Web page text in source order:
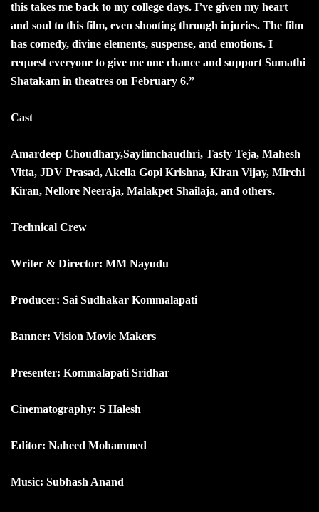
this takes me back to my college days. I’ve given my heart
and soul to this film, even shooting through injuries. The film
has comedy, divine elements, suspense, and emotions. I
request everyone to give me one chance and support Sumathi
Shatakam in theatres on February 6.”
Cast
Amardeep Choudhary,Saylimchaudhri, Tasty Teja, Mahesh
Vitta, JDV Prasad, Akella Gopi Krishna, Kiran Vijay, Mirchi
Kiran, Nellore Neeraja, Malakpet Shailaja, and others.
Technical Crew
Writer & Director: MM Nayudu
Producer: Sai Sudhakar Kommalapati
Banner: Vision Movie Makers
Presenter: Kommalapati Sridhar
Cinematography: S Halesh
Editor: Naheed Mohammed
Music: Subhash Anand